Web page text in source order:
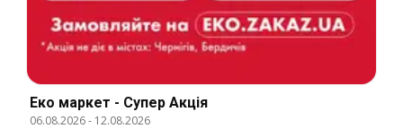
Еко маркет - Супер Акція
06.08.2026- 12.08.2026